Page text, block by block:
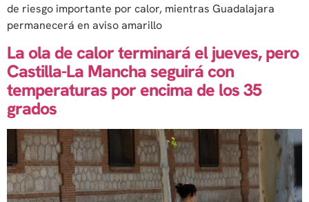
de riesgo importante por calor, mientras Guadalajara
permanecerá en aviso amarillo
La ola de calor terminará el jueves, pero
Castilla-La Mancha seguirá con
temperaturas por encima de los 35
grados